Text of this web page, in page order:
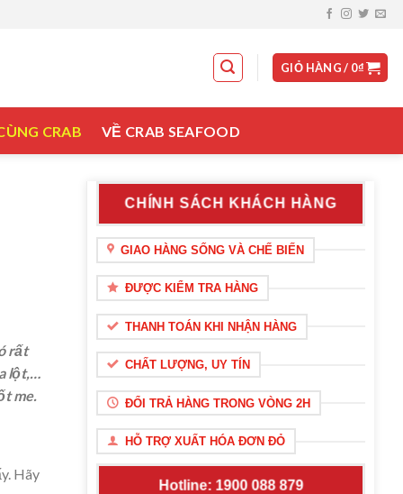
GIỎ HÀNG / 0₫
CRAB VỀ CRAB SEAFOOD
rất
lột,…
me.
Hãy
CHÍNH SÁCH KHÁCH HÀNG
GIAO HÀNG SỐNG VÀ CHẾ BIẾN
ĐƯỢC KIỂM TRA HÀNG
THANH TOÁN KHI NHẬN HÀNG
CHẤT LƯỢNG, UY TÍN
ĐỔI TRẢ HÀNG TRONG VÒNG 2H
HỖ TRỢ XUẤT HÓA ĐƠN ĐỎ
Hotline: 1900 088 879